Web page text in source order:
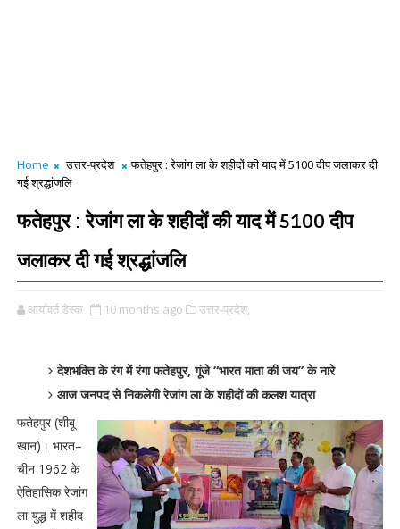
Home उत्तर-प्रदेश
फतेहपुर : रेजांग ला के शहीदों की याद में 5100 दीप जलाकर दी
गई श्रद्धांजलि
फतेहपुर : रेजांग ला के शहीदों की याद में 5100 दीप
जलाकर दी गई श्रद्धांजलि
आर्यावर्त डेस्क 10 months ago उत्तर-प्रदेश,
देशभक्ति के रंग में रंगा फतेहपुर, गूंजे “भारत माता की जय” के नारे
आज जनपद से निकलेगी रेजांग ला के शहीदों की कलश यात्रा
फतेहपुर (शीबू
खान)। भारत–
चीन 1962 के
ऐतिहासिक रेजांग
ला युद्ध में शहीद